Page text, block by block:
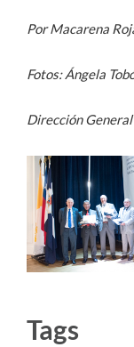
Por Macarena
Fotos: Ángela
Dirección
Tags